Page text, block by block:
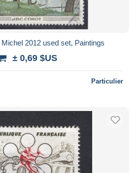
2012 used set, Paintings
± 0,69 $US
Particulier